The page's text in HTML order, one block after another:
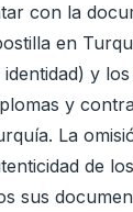
con la
en
y
y
La
de